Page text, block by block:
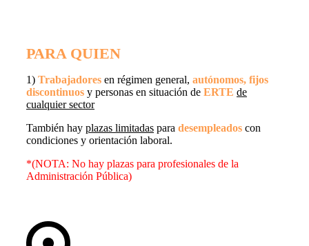
PARA QUIEN
1) Trabajadores en régimen general, autónomos, fijos
discontinuos y personas en situación de ERTE de
cualquier sector
También hay plazas limitadas para desempleados con
condiciones y orientación laboral.
*(NOTA: No hay plazas para profesionales de la
Administración Pública)